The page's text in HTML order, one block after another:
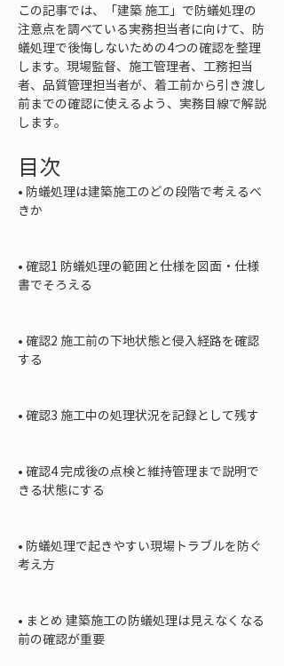
この記事では、「建築 施工」で防蟻処理の
注意点を調べている実務担当者に向けて、防
蟻処理で後悔しないための4つの確認を整理
します。現場監督、施工管理者、工務担当
者、品質管理担当者が、着工前から引き渡し
前までの確認に使えるよう、実務目線で解説
します。
目次
• 防蟻処理は建築施工のどの段階で考えるべ
きか
• 確認1 防蟻処理の範囲と仕様を図面・仕様
書でそろえる
• 確認2 施工前の下地状態と侵入経路を確認
する
• 確認3 施工中の処理状況を記録として残す
• 確認4 完成後の点検と維持管理まで説明で
きる状態にする
• 防蟻処理で起きやすい現場トラブルを防ぐ
考え方
• まとめ 建築施工の防蟻処理は見えなくなる
前の確認が重要